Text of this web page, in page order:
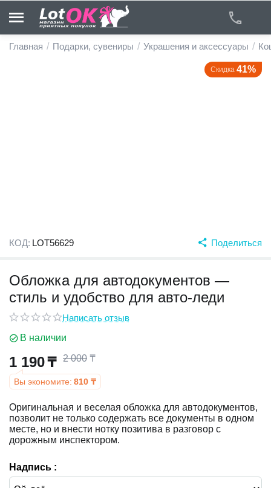
Главная / Подарки, сувениры / Украшения и аксессуары /
Скидка 41%
КОД: LOT56629 Поделиться
Обложка для автодокументов —
стиль и удобство для авто-леди
Написать отзыв
В наличии
1 190₸ 2 000 ₸
Вы экономите: 810 ₸
Оригинальная и веселая обложка для автодокументов,
позволит не только содержать все документы в одном
месте, но и внести нотку позитива в разговор с
дорожным инспектором.
Надпись :